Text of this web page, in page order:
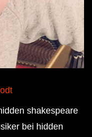
shakespeare
bei hidden